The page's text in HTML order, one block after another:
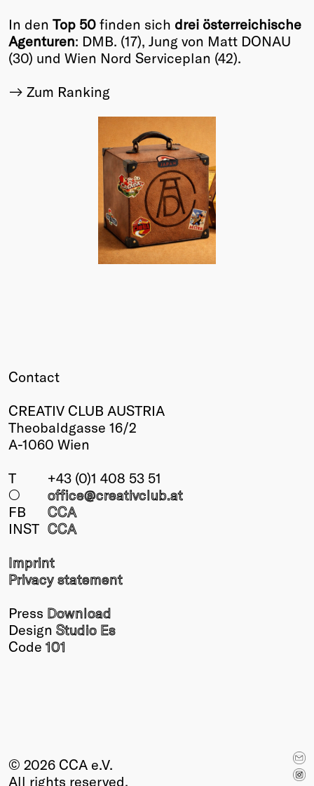
In den Top 50 finden sich drei österreichische
Agenturen: DMB. (17), Jung von Matt DONAU
(30) und Wien Nord Serviceplan (42).
Zum Ranking
Contact
CREATIV CLUB AUSTRIA
Theobaldgasse 16/2
A-1060 Wien
T
+43 (0)1 408 53 51
○
office@creativclub.at
FB
CCA
INST CCA
Imprint
Privacy statement
Press Download
Design Studio Es
Code 101
© 2026 CCA e.V.
All rights reserved.